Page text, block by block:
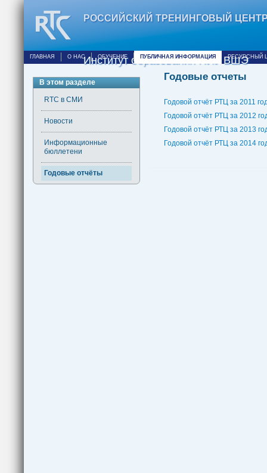
РОССИЙСКИЙ ТРЕНИНГОВЫЙ
Институт образования НИУ ВШЭ
ГЛАВНАЯ О НАС ОБУЧЕНИЕ ПУБЛИЧНАЯ ИНФОРМАЦИЯ РЕСУРСНЫЙ
В этом разделе
RTC в СМИ
Новости
Информационные
бюллетени
Годовые отчёты
Годовые отчеты
Годовой отчёт РТЦ за 2011
Годовой отчёт РТЦ за 2012
Годовой отчёт РТЦ за 2013
Годовой отчёт РТЦ за 2014